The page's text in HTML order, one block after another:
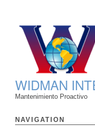
WIDMAN
Mantenimiento Proactivo
NAVIGATION